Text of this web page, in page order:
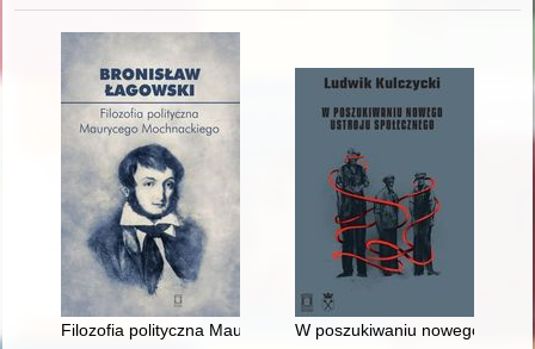
Filozofia polityczna Maurycego Mochnackiego
W poszukiwaniu nowego